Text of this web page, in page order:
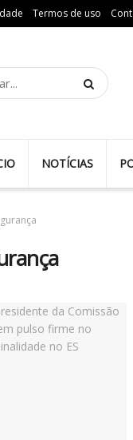
Termos de uso
NOTÍCIAS